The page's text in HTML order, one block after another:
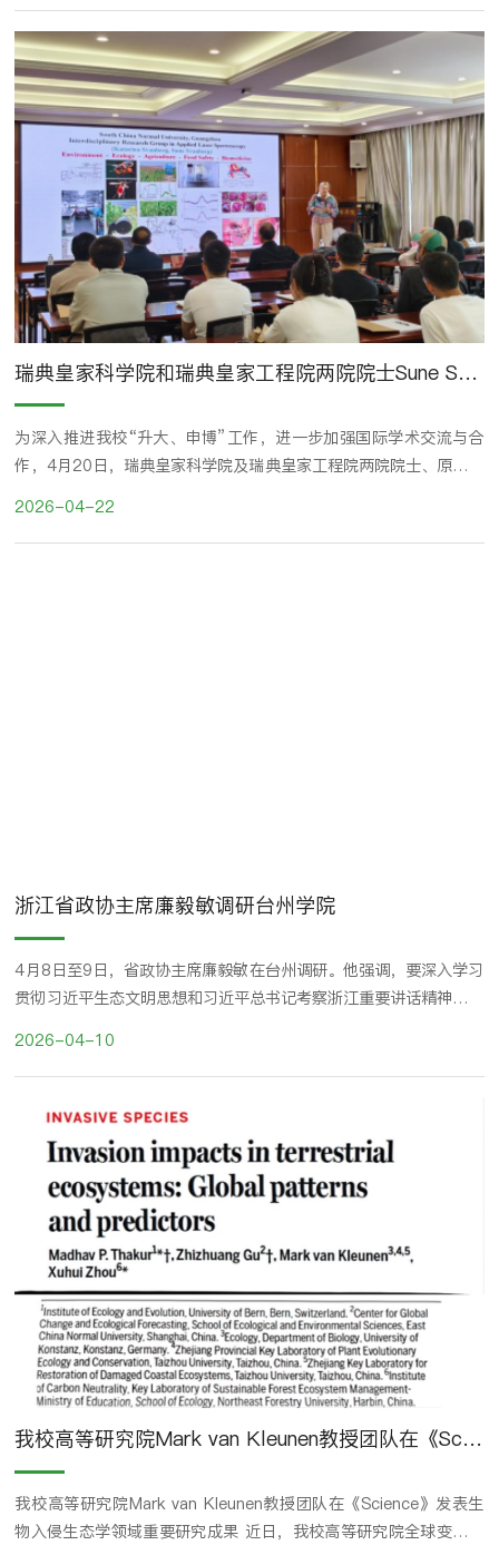
业务经理王竣，综合办助理张远韵；温岭市供销合作社联合社副主任
金方波、业务科科长卢凌；台州学院生命科学学院院长赵凯、党委书
记郑晓莉、PI杨万勤教授及骨干教师代表共同出席，...
瑞典皇家科学院和瑞典皇家工程院两院院士Sune Svanberg教授及夫人Katarina Svanberg教授到访我校
为深入推进我校“升大、申博”工作，进一步加强国际学术交流与合
作，4月20日，瑞典皇家科学院及瑞典皇家工程院两院院士、原诺贝
学术报告。副校长韩得满主持会议，生命科学学院院长赵凯、副院长
2026-04-22
浙江省政协主席廉毅敏调研台州学院
4月8日至9日，省政协主席廉毅敏在台州调研。他强调，要深入学习
贯彻习近平生态文明思想和习近平总书记考察浙江重要讲话精神，深
中展现新担当新作为。廉毅敏调研台州学院全省滨海受损生态系统修
复重点实验室廉毅敏深入台州学院全省滨海受损生态系统修复重点实
验室、生态学创新基地，听取了我校生命科学学院相关科研团队负责
人关于滨海生态保护修复、...
2026-04-10
我校高等研究院Mark van Kleunen教授团队在《Science》发表生物入侵生态学领域重要研究成果
我校高等研究院Mark van Kleunen教授团队在《Science》发表生
物入侵生态学领域重要研究成果 近日，我校高等研究院全球变化与